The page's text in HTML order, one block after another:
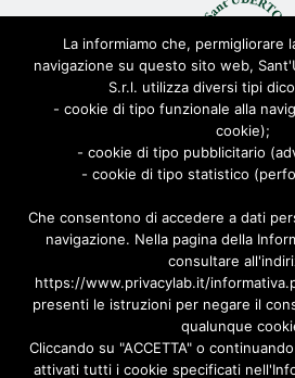
© Sant'Uberto Società Agricola s.r.l. -
08155680963
Viale Toscana 200, 21052 Busto
Privacy Policy |Cookie Policy|
La informiamo che, permigliorare
navigazione su questo sito web,
S.r.l. utilizza diversi tipi
- cookie di tipo funzionale alla
cookie);
- cookie di tipo pubblicitario
- cookie di tipo statistico
Che consentono di accedere a dati
navigazione. Nella pagina della
consultare
https://www.privacylab.it/
presenti le istruzioni per negare il
qualunque
Cliccando su "ACCETTA" o
attivati tutti i cookie specificati